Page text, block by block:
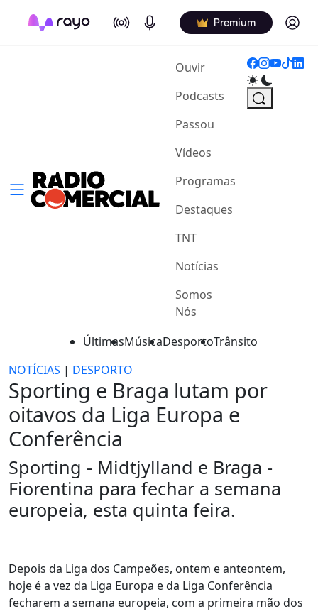
On Air Podcasts Premium Log in
Ouvir(current)
Podcasts
Passou
Vídeos
Programas
Destaques
TNT
Notícias
Somos
Nós
ÚltimasMúsicaDesportoTrânsito
NOTÍCIAS | DESPORTO
Sporting e Braga lutam por
oitavos da Liga Europa e
Conferência
Sporting - Midtjylland e Braga -
Fiorentina para fechar a semana
europeia, esta quinta feira.
Depois da Liga dos Campeões, ontem e anteontem,
hoje é a vez da Liga Europa e da Liga Conferência
fecharem a semana europeia, com a primeira mão dos